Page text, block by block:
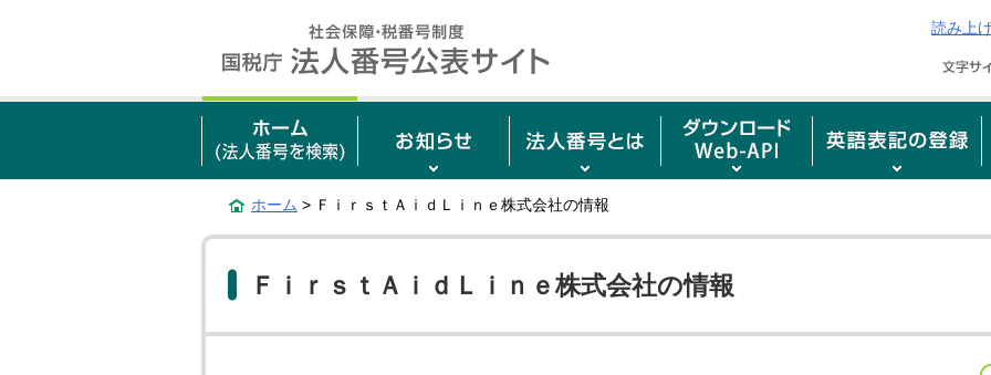
読み上
ホーム > ＦｉｒｓｔＡｉｄＬｉｎｅ株式会社の情報
ＦｉｒｓｔＡｉｄＬｉｎｅ株式会社の情報